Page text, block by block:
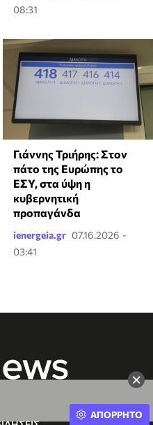
×
08:31
Γιάννης Τριήρης: Στον
πάτο της Ευρώπης το
ΕΣΥ, στα ύψη η
κυβερνητική
προπαγάνδα
ienergeia.gr 07.16.2026 -
03:41
ΑΠΟΡΡΗΤΟ